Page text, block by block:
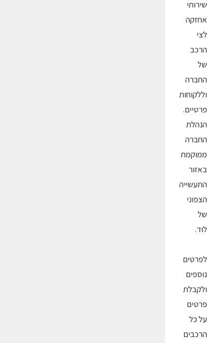
שירותי
אחזקה
לצי
הרכב
של
החברה
וללקוחות
פרטיים.
הנהלת
החברה
ממוקמת
באזור
התעשייה
הצפוני
של
לוד.
לפרטים
נוספים
ולקבלת
פרטים
על כל
הרכבים